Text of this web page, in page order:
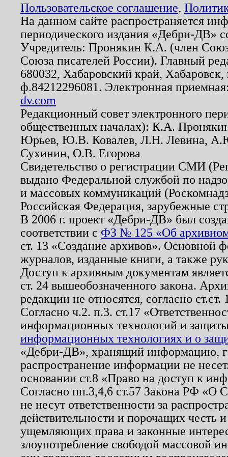
Пользовательское соглашение,
На данном сайте распространяется
периодического издания «Дебри-ДВ»
Учредитель: Пронякин К.А. (член
Союза писателей России). Главный
680032, Хабаровский край,
ф.84212296081. Электронная
dv.com
Редакционный совет электронного
общественных началах): К.А.
Юрьев, Ю.В. Ковалев, Л.Н. Левина,
Сухинин, О.В. Егорова
Свидетельство о регистрации СМИ
выдано Федеральной службой по
и массовых коммуникаций
Российская Федерация, зарубежные
В 2006 г. проект «Дебри-ДВ» был
соответствии с ФЗ № 125 «Об
ст. 13 «Создание архивов». Основной
журналов, изданные книги, а также
Доступ к архивным документам
ст. 24 вышеобозначенного закона.
редакции не относятся, согласно
Согласно ч.2. п.3. ст.17
информационных технологий и
информационных технологиях и о
«Дебри-ДВ», хранящий информацию,
распространение информации не
основании ст.8 «Право на доступ к
Согласно пп.3,4,6 ст.57 Закона РФ «О
не несут ответственности за
действительности и порочащих честь
ущемляющих права и законные
злоупотребление свободой массовой